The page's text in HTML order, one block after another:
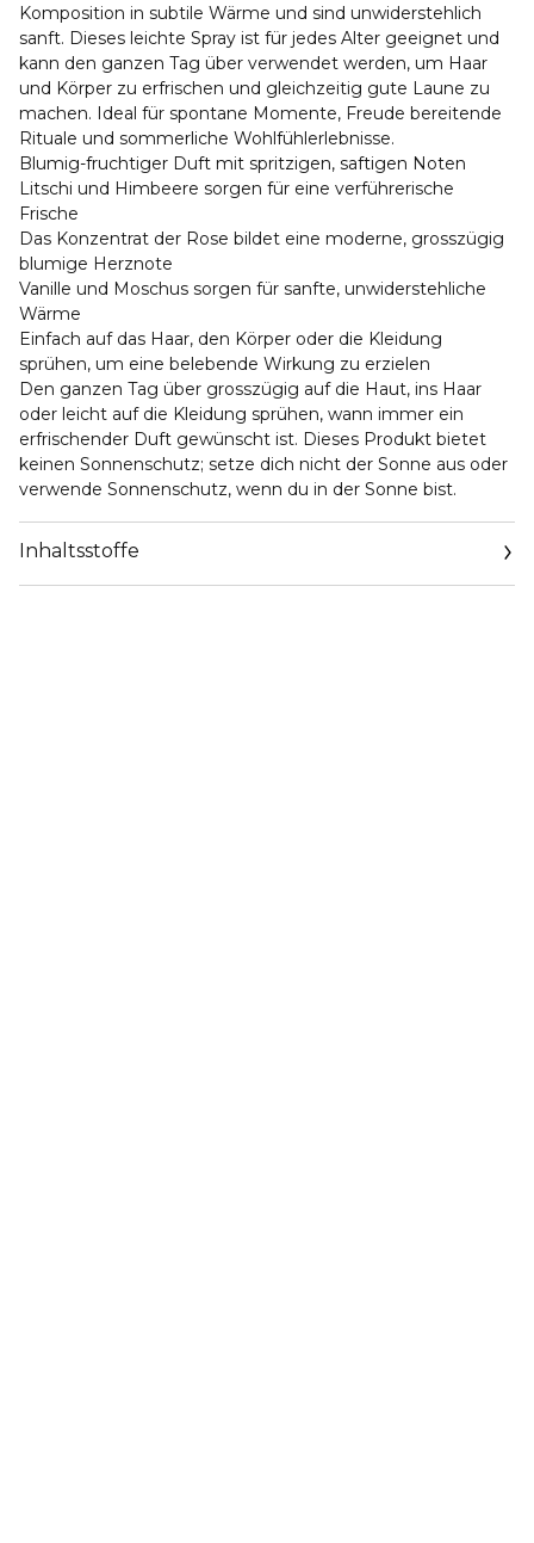
Komposition in subtile Wärme und sind unwiderstehlich
sanft. Dieses leichte Spray ist für jedes Alter geeignet und
kann den ganzen Tag über verwendet werden, um Haar
und Körper zu erfrischen und gleichzeitig gute Laune zu
machen. Ideal für spontane Momente, Freude bereitende
Rituale und sommerliche Wohlfühlerlebnisse.
Blumig-fruchtiger Duft mit spritzigen, saftigen Noten
Litschi und Himbeere sorgen für eine verführerische
Frische
Das Konzentrat der Rose bildet eine moderne, grosszügig
blumige Herznote
Vanille und Moschus sorgen für sanfte, unwiderstehliche
Wärme
Einfach auf das Haar, den Körper oder die Kleidung
sprühen, um eine belebende Wirkung zu erzielen
Den ganzen Tag über grosszügig auf die Haut, ins Haar
oder leicht auf die Kleidung sprühen, wann immer ein
erfrischender Duft gewünscht ist. Dieses Produkt bietet
keinen Sonnenschutz; setze dich nicht der Sonne aus oder
verwende Sonnenschutz, wenn du in der Sonne bist.
Inhaltsstoffe